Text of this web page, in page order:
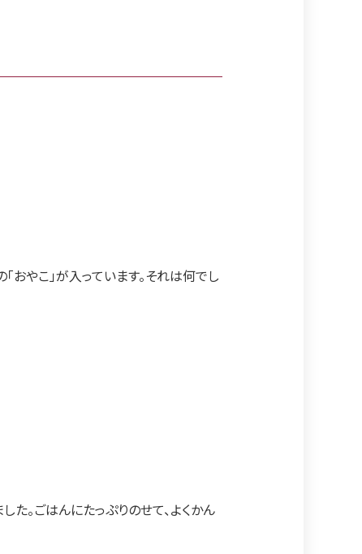
おやこ」が入っています。それは何でし
た。ごはんにたっぷりのせて、よくかん